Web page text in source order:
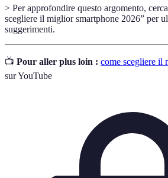
> Per approfondire questo argomento,
scegliere il miglior smartphone 2026” per
suggerimenti.
📺 Pour aller plus loin : come scegliere il
sur YouTube